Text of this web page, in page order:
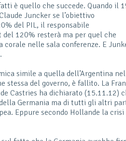
è quello che succede. Quando il
Juncker se l’obiettivo
del PIL, il responsabile
120% resterà ma per quel che
nelle sala conferenze. E
simile a quella dell’Argentina nel
stessa del governo, è fallito. La
Castries ha dichiarato (15.11.12)
Germania ma di tutti gli altri
Eppure secondo Hollande la crisi